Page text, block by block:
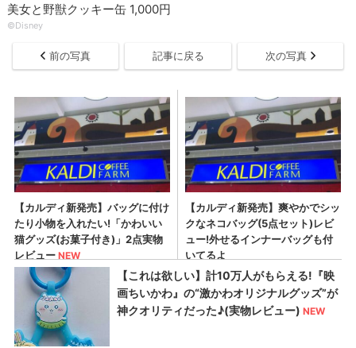
美女と野獣クッキー缶 1,000円
©Disney
前の写真 記事に戻る 次の写真